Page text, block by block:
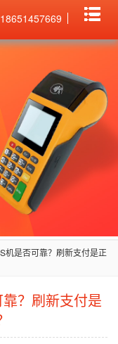
18651457669
机是否可靠？刷新支付是正
？刷新支付是